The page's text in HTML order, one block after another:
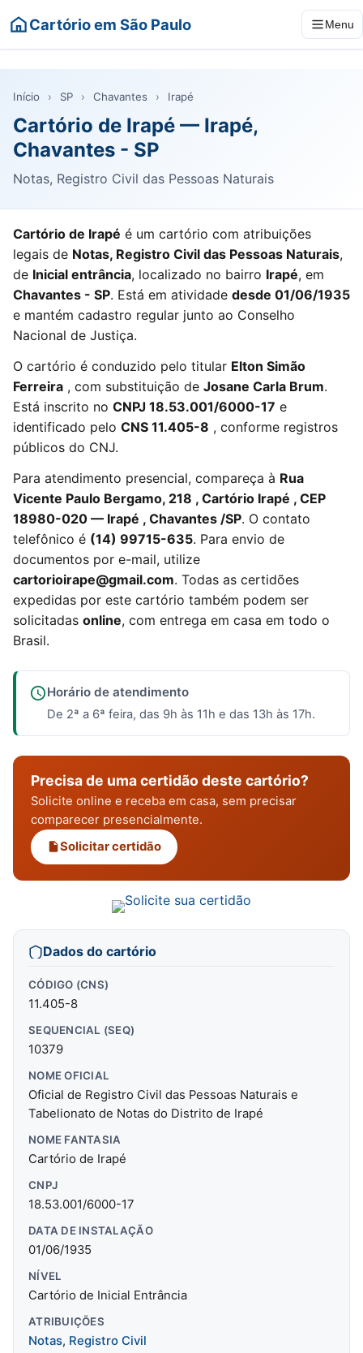
Cartório em São Paulo Menu
Início › SP › Chavantes › Irapé
Cartório de Irapé — Irapé,
Chavantes - SP
Notas, Registro Civil das Pessoas Naturais
Cartório de Irapé é um cartório com atribuições
legais de Notas, Registro Civil das Pessoas Naturais,
de Inicial entrância, localizado no bairro Irapé, em
Chavantes - SP. Está em atividade desde 01/06/1935
e mantém cadastro regular junto ao Conselho
Nacional de Justiça.
O cartório é conduzido pelo titular Elton Simão
Ferreira , com substituição de Josane Carla Brum.
Está inscrito no CNPJ 18.53.001/6000-17 e
identificado pelo CNS 11.405-8 , conforme registros
públicos do CNJ.
Para atendimento presencial, compareça à Rua
Vicente Paulo Bergamo, 218 , Cartório Irapé , CEP
18980-020 — Irapé , Chavantes /SP. O contato
telefônico é (14) 99715-635. Para envio de
documentos por e-mail, utilize
cartorioirape@gmail.com. Todas as certidões
expedidas por este cartório também podem ser
solicitadas online, com entrega em casa em todo o
Brasil.
Horário de atendimento
De 2ª a 6ª feira, das 9h às 11h e das 13h às 17h.
Precisa de uma certidão deste cartório?
Solicite online e receba em casa, sem precisar
comparecer presencialmente.
Solicitar certidão
Dados do cartório
CÓDIGO (CNS)
11.405-8
SEQUENCIAL (SEQ)
10379
NOME OFICIAL
Oficial de Registro Civil das Pessoas Naturais e
Tabelionato de Notas do Distrito de Irapé
NOME FANTASIA
Cartório de Irapé
CNPJ
18.53.001/6000-17
DATA DE INSTALAÇÃO
01/06/1935
NÍVEL
Cartório de Inicial Entrância
ATRIBUIÇÕES
Notas, Registro Civil